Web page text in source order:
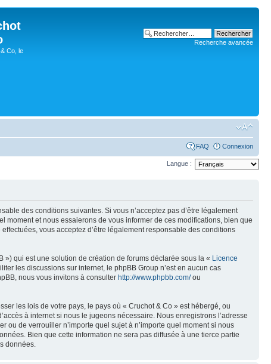
Co, le
Recherche avancée
FAQ Connexion
Langue :
des conditions suivantes. Si vous n’acceptez pas d’être légalement
moment et nous essaierons de vous informer de ces modifications, bien que
vous acceptez d’être légalement responsable des conditions
qui est une solution de création de forums déclarée sous la « Licence
les discussions sur internet, le phpBB Group n’est en aucun cas
nous vous invitons à consulter http://www.phpbb.com/ou
les lois de votre pays, le pays où « Cruchot & Co » est hébergé, ou
à internet si nous le jugeons nécessaire. Nous enregistrons l’adresse
ou de verrouiller n’importe quel sujet à n’importe quel moment si nous
Bien que cette information ne sera pas diffusée à une tierce partie
données.